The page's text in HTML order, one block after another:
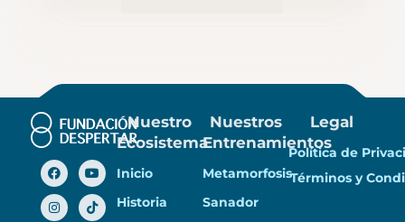
Nuestro
Ecosistema
Inicio
Historia
Nuestros
Entrenamientos
Metamorfosis
Sanador
Legal
Política de
Términos y